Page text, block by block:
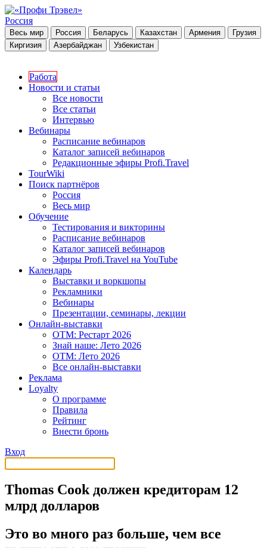
Россия
Весь мир Россия Беларусь Казахстан Армения
Грузия
Киргизия
Азербайджан Узбекистан
Работа
Новости и статьи
Все новости
Все статьи
Интервью
Вебинары
Расписание вебинаров
Каталог записей вебинаров
Редакционные эфиры Profi.Travel
TourWiki
Поиск партнёров
Россия
Весь мир
Обучение
Тестирования и викторины
Расписание вебинаров
Каталог записей вебинаров
Эфиры Profi.Travel на YouTube
Календарь
Выставки и воркшопы
Рекламники
Вебинары
Презентации, семинары, лекции
Онлайн-выставки
OTM: Рестарт 2026
Знай наше: Лето 2026
OTM: Лето 2026
Все онлайн-выставки
Реклама
Loyalty
О программе
Правила
Рейтинг
Внести бронь
Вход
Thomas Cook должен кредиторам 12
млрд долларов
Это во много раз больше, чем все